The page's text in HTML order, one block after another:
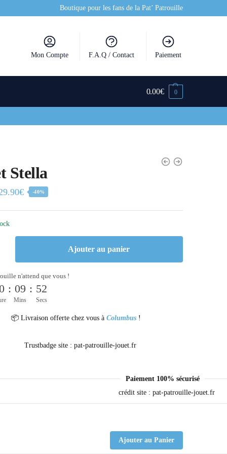
Boutique pour les fans de la Pat’ Patrouille
Mon Compte F.A.Q / Contact Paiement
0.00€ 0
Stella
€ -40%
Ajouter au panier
n'attend que vous !
: 09
Mins
: 52
Secs
📦 Livraison offerte chez vous àColumbus !
Paiement 100% sécurisé
Ajouter au Panier